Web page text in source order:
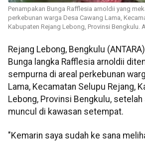
Penampakan Bunga Rafflesia arnoldii yang
perkebunan warga Desa Cawang Lama,
Kabupaten Rejang Lebong, Provinsi Bengkulu.
Rejang Lebong, Bengkulu
Bunga langka Rafflesia arnoldii
sempurna di areal perkebunan
Lama, Kecamatan Selupu Rejang,
Lebong, Provinsi Bengkulu,
muncul di kawasan setempat.
"Kemarin saya sudah ke sana